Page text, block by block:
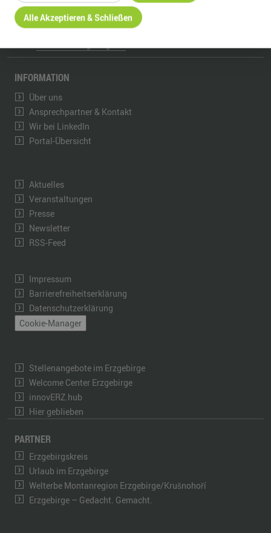
Telefon:+49 3733 145 0
Fax:+49 3733 145 145
kontakt@wfe-erzgebirge.de
INFORMATION
Über uns
Ansprechpartner & Kontakt
Wir bei LinkedIn
Portal-Übersicht
Aktuelles
Veranstaltungen
Presse
Newsletter
RSS-Feed
Impressum
Barrierefreiheitserklärung
Datenschutzerklärung
Cookie-Manager
Stellenangebote im Erzgebirge
Welcome Center Erzgebirge
innovERZ.hub
Hier geblieben
PARTNER
Erzgebirgskreis
Urlaub im Erzgebirge
Welterbe Montanregion Erzgebirge/Krušnohoří
Erzgebirge – Gedacht. Gemacht.
Alle Akzeptieren & Schließen